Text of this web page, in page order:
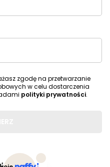
zgodę na przetwarzanie
w celu dostarczenia
polityki prywatności.